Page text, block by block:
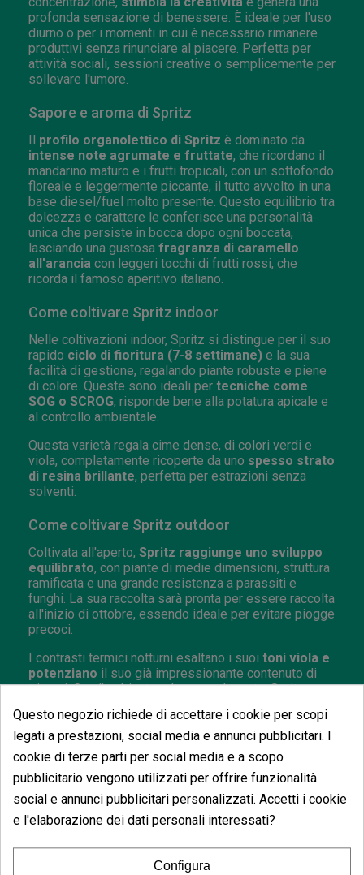
profonda sensazione di benessere. È ideale per l'uso
diurno o per i momenti in cui è necessario rimanere
produttivi senza rinunciare al piacere. Perfetta per
attività sociali, sessioni creative o semplicemente per
sollevare l'umore.
Sapore e aroma di Spritz
Il profilo organolettico di Spritz è dominato da
intense note agrumate e fruttate, che ricordano il
mandarino maturo e i frutti tropicali, con un sottofondo
floreale e leggermente piccante, il tutto avvolto in una
base diesel/fuel molto presente. Questo equilibrio tra
dolcezza e carattere le conferisce una personalità
unica che persiste in bocca dopo ogni boccata,
lasciando una gustosa fragranza di caramello
all'arancia con leggeri tocchi di frutti rossi, che
ricorda il famoso aperitivo italiano.
Come coltivare Spritz indoor
Nelle coltivazioni indoor, Spritz si distingue per il suo
rapido ciclo di fioritura (7-8 settimane) e la sua
facilità di gestione, regalando piante robuste e piene
di colore. Queste sono ideali per tecniche come
SOG o SCROG, risponde bene alla potatura apicale e
al controllo ambientale.
Questa varietà regala cime dense, di colori verdi e
viola, completamente ricoperte da uno spesso strato
di resina brillante, perfetta per estrazioni senza
solventi.
Come coltivare Spritz outdoor
Coltivata all'aperto, Spritz raggiunge uno sviluppo
equilibrato, con piante di medie dimensioni, struttura
ramificata e una grande resistenza a parassiti e
funghi. La sua raccolta sarà pronta per essere raccolta
all'inizio di ottobre, essendo ideale per evitare piogge
precoci.
I contrasti termici notturni esaltano i suoi toni viola e
potenziano il suo già impressionante contenuto di
tricomi. Con l'ambiente e le cure adeguate, Spritz
resinoso.
Potrebbe anche piacerti
Questo negozio richiede di accettare i cookie per scopi
legati a prestazioni, social media e annunci pubblicitari. I
cookie di terze parti per social media e a scopo
pubblicitario vengono utilizzati per offrire funzionalità
social e annunci pubblicitari personalizzati. Accetti i cookie
e l'elaborazione dei dati personali interessati?
Configura